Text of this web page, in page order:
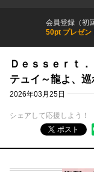
会員登録（初
50pt プレゼン
Ｄｅｓｓｅｒｔ
テュイ～龍よ、巡
2026年03月25日
シェアして応援しよう！
ポスト